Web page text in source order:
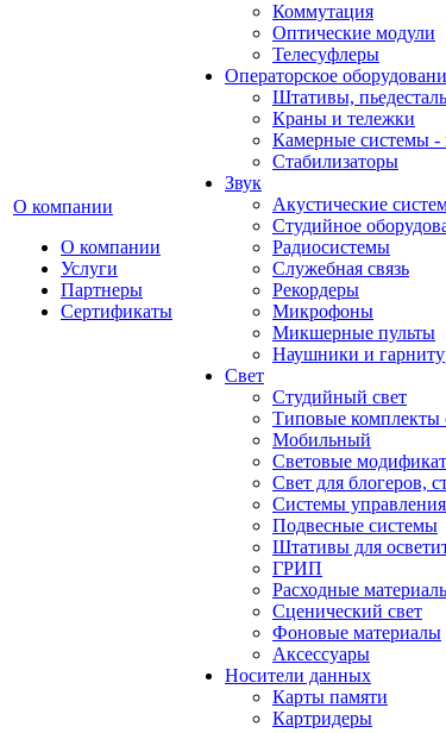
О компании
О компании
Услуги
Партнеры
Сертификаты
Коммутация
Оптические модули
Телесуфлеры
Операторское
Штативы,
Краны и тележки
Камерные системы -
Стабилизаторы
Звук
Акустические
Студийное
Радиосистемы
Служебная связь
Рекордеры
Микрофоны
Микшерные пульты
Наушники и
Свет
Студийный свет
Типовые комплекты
Мобильный
Световые
Свет для блогеров,
Системы
Подвесные системы
Штативы для
ГРИП
Расходные
Сценический свет
Фоновые материалы
Аксессуары
Носители данных
Карты памяти
Картридеры